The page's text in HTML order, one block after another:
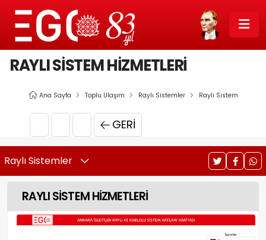
RAYLI SİSTEM HİZMETLERİ
Ana Sayfa Toplu Ulaşım Raylı Sistemler Raylı Sistem
GERI
Raylı Sistemler
RAYLI SİSTEM HİZMETLERİ